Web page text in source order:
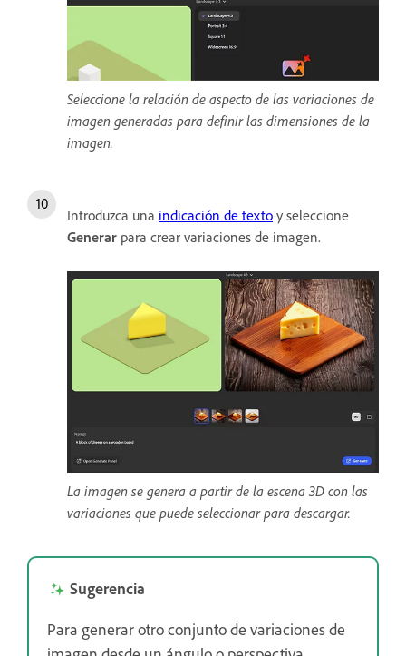
Seleccione la relación de aspecto de las variaciones de
imagen generadas para definir las dimensiones de la
imagen.
Introduzca una indicación de texto y seleccione
Generar para crear variaciones de imagen.
La imagen se genera a partir de la escena 3D con las
variaciones que puede seleccionar para descargar.
Sugerencia
Para generar otro conjunto de variaciones de